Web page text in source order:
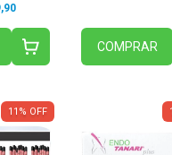
COMPRAR
11 % OFF